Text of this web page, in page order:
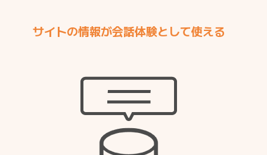
サイトの情報が会話体験として使える